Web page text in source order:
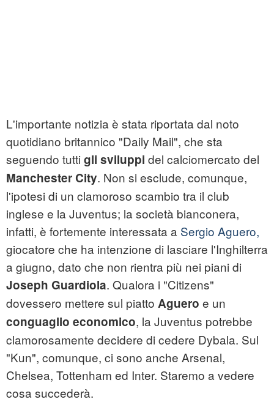
L'importante notizia è stata riportata dal noto
quotidiano britannico "Daily Mail", che sta
seguendo tutti gli sviluppi del calciomercato del
Manchester City. Non si esclude, comunque,
l'ipotesi di un clamoroso scambio tra il club
inglese e la Juventus; la società bianconera,
infatti, è fortemente interessata a Sergio Aguero,
giocatore che ha intenzione di lasciare l'Inghilterra
a giugno, dato che non rientra più nei piani di
Joseph Guardiola. Qualora i "Citizens"
dovessero mettere sul piatto Aguero e un
conguaglio economico, la Juventus potrebbe
clamorosamente decidere di cedere Dybala. Sul
"Kun", comunque, ci sono anche Arsenal,
Chelsea, Tottenham ed Inter. Staremo a vedere
cosa succederà.